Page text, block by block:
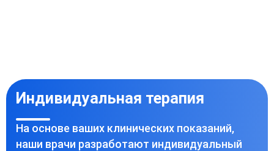
Индивидуальная терапия
На основе ваших клинических показаний,
наши врачи разработают индивидуальный